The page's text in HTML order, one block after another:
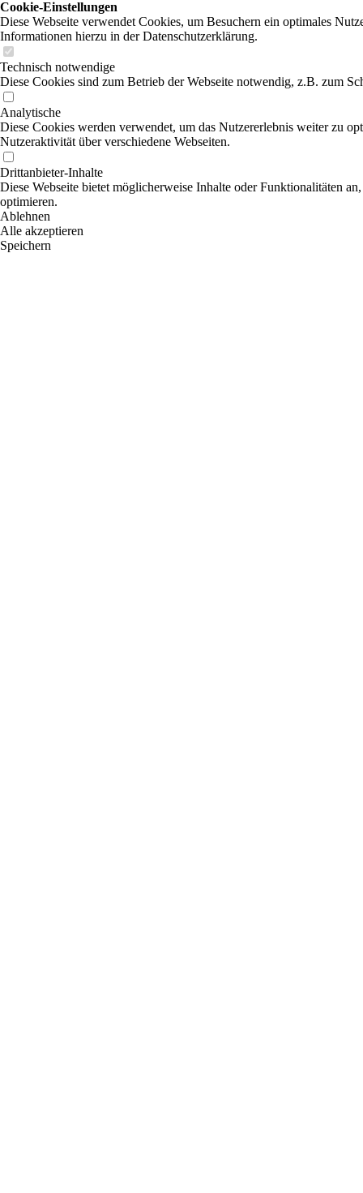
Cookie-Einstellungen
Diese Webseite verwendet Cookies, um Besuchern ein optimales
Informationen hierzu in der Datenschutzerklärung.
Technisch notwendige
Diese Cookies sind zum Betrieb der Webseite notwendig, z.B. zum
Analytische
Diese Cookies werden verwendet, um das Nutzererlebnis weiter zu
Nutzeraktivität über verschiedene Webseiten.
Drittanbieter-Inhalte
Diese Webseite bietet möglicherweise Inhalte oder Funktionalitäten
optimieren.
Ablehnen
Alle akzeptieren
Speichern